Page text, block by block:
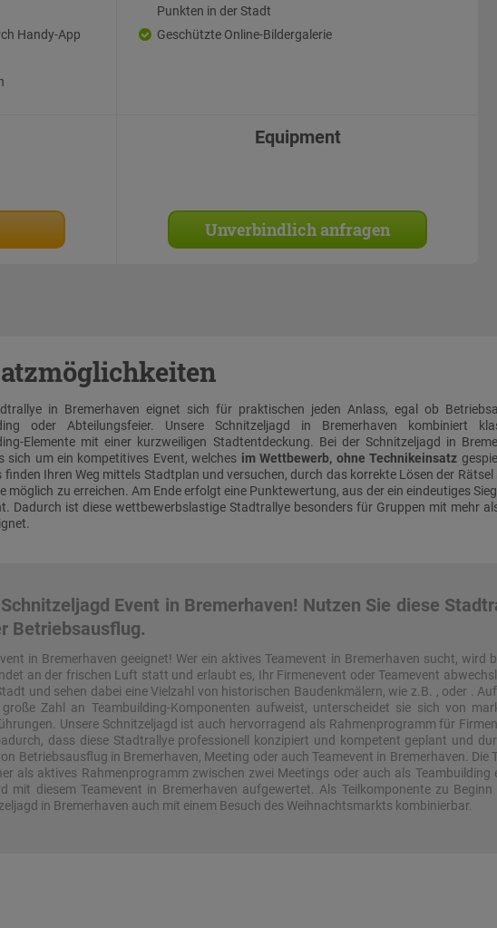
Handy-App
Punkten in der Stadt
Geschützte Online-Bildergalerie
Equipment
Unverbindlich anfragen
in Bremerhaven eignet sich für praktischen jeden Anlass, egal ob
oder Abteilungsfeier. Unsere Schnitzeljagd in Bremerhaven kombiniert
Elemente mit einer kurzweiligen Stadtentdeckung. Bei der Schnitzeljagd in
sich um ein kompetitives Event, welches im Wettbewerb, ohne Technikeinsatz
finden Ihren Weg mittels Stadtplan und versuchen, durch das korrekte Lösen der Rätsel
möglich zu erreichen. Am Ende erfolgt eine Punktewertung, aus der ein eindeutiges
Dadurch ist diese wettbewerbslastige Stadtrallye besonders für Gruppen mit mehr
Event in Bremerhaven! Nutzen Sie diese
Betriebsausflug.
in Bremerhaven geeignet! Wer ein aktives Teamevent in Bremerhaven sucht, wird
an der frischen Luft statt und erlaubt es, Ihr Firmenevent oder Teamevent
und sehen dabei eine Vielzahl von historischen Baudenkmälern, wie z.B. , oder .
Zahl an Teambuilding-Komponenten aufweist, unterscheidet sie sich von
Unsere Schnitzeljagd ist auch hervorragend als Rahmenprogramm für Firmen
dass diese Stadtrallye professionell konzipiert und kompetent geplant und
Betriebsausflug in Bremerhaven, Meeting oder auch Teamevent in Bremerhaven. Die
als aktives Rahmenprogramm zwischen zwei Meetings oder auch als Teambuilding
mit diesem Teamevent in Bremerhaven aufgewertet. Als Teilkomponente zu
in Bremerhaven auch mit einem Besuch des Weihnachtsmarkts kombinierbar.